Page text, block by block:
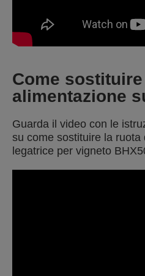
Come
alimentazione
Guarda il video con le
su come sostituire la
legatrice per vigneto